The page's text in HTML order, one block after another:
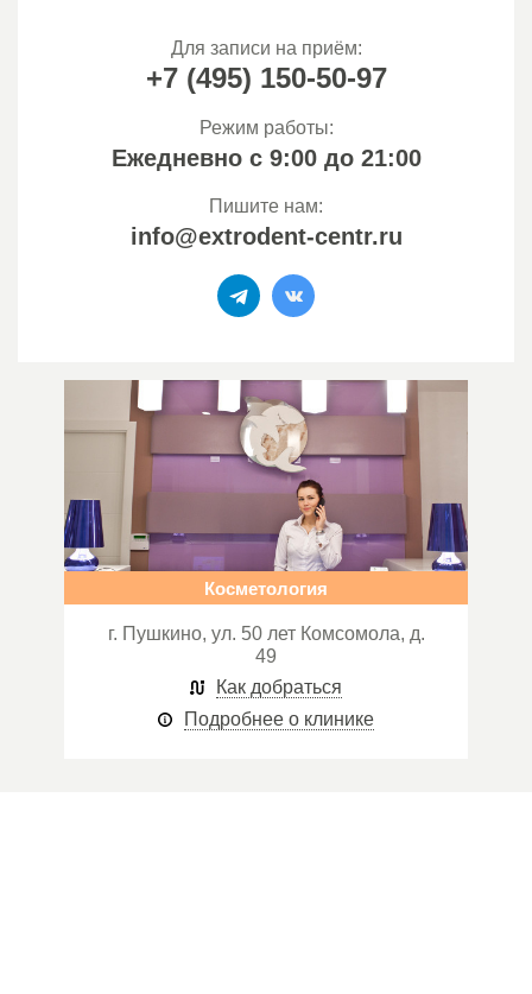
Для записи на приём:
+7 (495) 150-50-97
Режим работы:
Ежедневноc 9:00 до 21:00
Пишите нам:
info@extrodent-centr.ru
Косметология
г. Пушкино, ул. 50 лет Комсомола, д.
49
Как добраться
Подробнее о клинике